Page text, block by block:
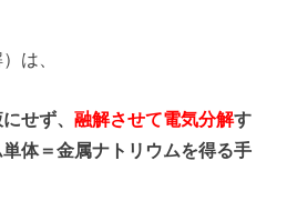
は、
せず、融解させて電気分解す
体＝金属ナトリウムを得る手